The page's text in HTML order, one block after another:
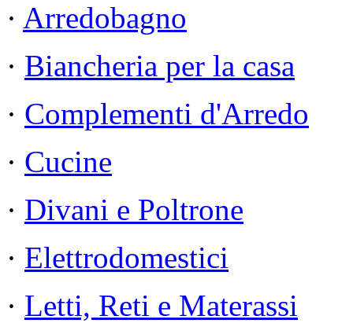
· Arredobagno
· Biancheria per la casa
· Complementi d'Arredo
· Cucine
· Divani e Poltrone
· Elettrodomestici
· Letti, Reti e Materassi